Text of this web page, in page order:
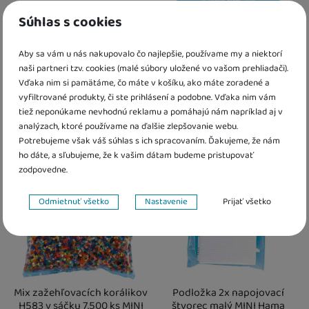
Súhlas s cookies
Aby sa vám u nás nakupovalo čo najlepšie, používame my a niektorí
naši partneri tzv. cookies (malé súbory uložené vo vašom prehliadači).
Vďaka nim si pamätáme, čo máte v košíku, ako máte zoradené a
vyfiltrované produkty, či ste prihlásení a podobne. Vďaka nim vám
tiež neponúkame nevhodnú reklamu a pomáhajú nám napríklad aj v
analýzach, ktoré používame na ďalšie zlepšovanie webu.
Potrebujeme však váš súhlas s ich spracovaním. Ďakujeme, že nám
ho dáte, a sľubujeme, že k vašim dátam budeme pristupovať
zodpovedne.
Nastavenie súhlasov s kategóriami cookies
VŽDY AKTÍVNE
Technické cookies umožňujú váš priechod nákupným košíkom,
porovnávanie produktov a ďalšie nevyhnutné funkcie.
Preferenčné a rozšírené funkcie
Preferenčné a rozšírené funkcie
aby ste nemuseli všetko
nastavovať znova a aby ste sa s nami mohli spojiť napr. pomocou
Odmietnuť všetko Nastavenie Prijať všetko
Inšpiratívna knižka 19 Hama
MINI
4,00€
3,60€s kódemKREAT10
K dispozícii
Kdy zboží dostanete?
Osobný odber vo výdajnom mieste14. 8.
U Vás doma18. 8.
2,50€
2,25€s kódemKREAT10
K dispozícii
Kdy zboží dostanete?
Osobný odber vo výdajnom mieste
U Vás doma18. 8.
Obľúbené
Výpredaj
Mix zažehľovacích korálikov
Obľúbené
Podložka 2x napojovací